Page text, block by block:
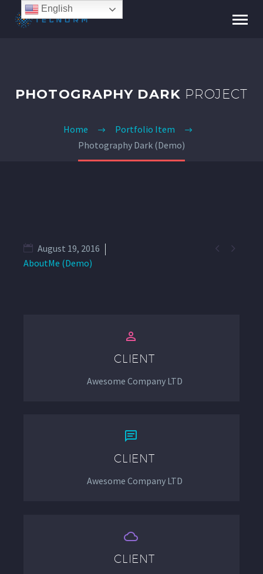
PHOTOGRAPHY DARK PROJECT
Home
Portfolio Item
Photography Dark (Demo)
 
August 19, 2016
AboutMe (Demo)


CLIENT
Awesome Company LTD


CLIENT
Awesome Company LTD


CLIENT
English